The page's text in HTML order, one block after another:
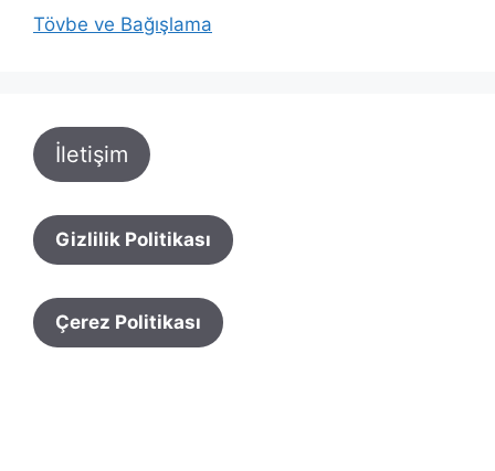
Tövbe ve Bağışlama
İletişim
Gizlilik Politikası
Çerez Politikası